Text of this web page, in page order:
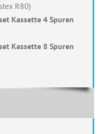
R80)
Kassette 4 Spuren
Kassette 8 Spuren